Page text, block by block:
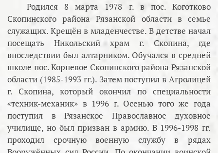
Родился 8 марта 1978 г. в пос. Коготково
Скопинского района Рязанской области в семье
служащих. Крещён в младенчестве. В детстве начал
посещать Никольский храм г. Скопина, где
впоследствии был алтарником. Обучался в средней
школе пос. Корневое Скопинского района Рязанской
области (1985-1993 гг.). Затем поступил в Агролицей
г. Скопина, который окончил по специальности
«техник-механик» в 1996 г. Осенью того же года
поступил в Рязанское Православное духовное
училище, но был призван в армию. В 1996-1998 гг.
проходил срочную военную службу в рядах